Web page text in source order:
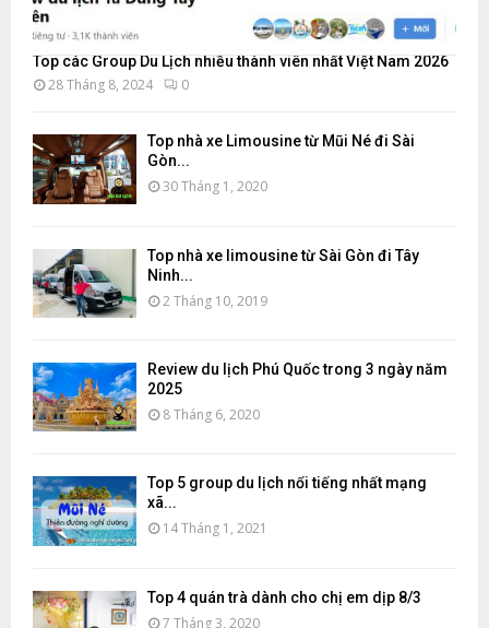
Top các Group Du Lịch nhiều thành viên nhất Việt Nam 2026
28 Tháng 8, 2024 0
Top nhà xe Limousine từ Mũi Né đi Sài
Gòn...
30 Tháng 1, 2020
Top nhà xe limousine từ Sài Gòn đi Tây
Ninh...
2 Tháng 10, 2019
Review du lịch Phú Quốc trong 3 ngày năm
2025
8 Tháng 6, 2020
Top 5 group du lịch nổi tiếng nhất mạng
xã...
14 Tháng 1, 2021
Top 4 quán trà dành cho chị em dịp 8/3
7 Tháng 3, 2020